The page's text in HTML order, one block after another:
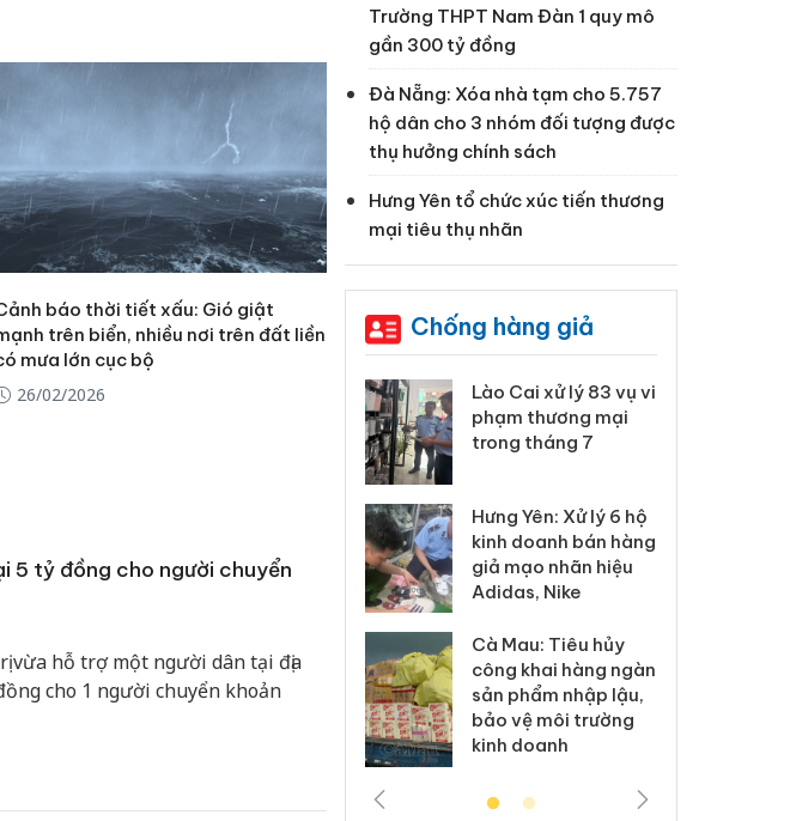
báo thời tiết xấu: Gió giật
trên biển, nhiều nơi trên đất liền
mưa lớn cục bộ
26/02/2026
5 tỷ đồng cho người chuyển
vừa hỗ trợ một người dân tại địa
cho 1 người chuyển khoản
Trường THPT Nam Đàn 1 quy mô
gần 300 tỷ đồng
Đà Nẵng: Xóa nhà tạm cho 5.757
hộ dân cho 3 nhóm đối tượng được
thụ hưởng chính sách
Hưng Yên tổ chức xúc tiến thương
mại tiêu thụ nhãn
Chống hàng giả
bán bình sữa
An Giang: Đối tượng
chủ mưu đường dây
bán hàng giả tại Phú
Lào Cai xử lý 83 vụ vi
phạm thương mại
trong tháng 7
Hưng Yên: Xử lý 6 hộ
kinh doanh bán hàng
giả mạo nhãn hiệu
Adidas, Nike
Cà Mau: Tiêu hủy
công khai hàng ngàn
sản phẩm nhập lậu,
bảo vệ môi trường
kinh doanh